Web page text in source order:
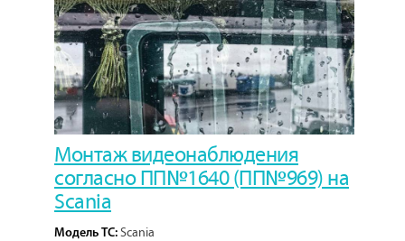
Монтаж видеонаблюдения
согласно ПП№1640 (ПП№969) на
Scania
Модель ТС: Scania